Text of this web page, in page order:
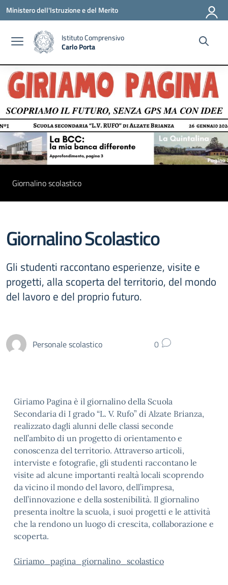
Vai ai contenuti
Vai al menu di navigazione
Vai al footer
Ministero dell'Istruzione e del Merito
Istituto Comprensivo
Carlo Porta
Giornalino scolastico
Giornalino Scolastico
Gli studenti raccontano esperienze, visite e
progetti, alla scoperta del territorio, del mondo
del lavoro e del proprio futuro.
Personale scolastico 0
Giriamo Pagina è il giornalino della Scuola
Secondaria di I grado “L. V. Rufo” di Alzate Brianza,
realizzato dagli alunni delle classi seconde
nell’ambito di un progetto di orientamento e
conoscenza del territorio. Attraverso articoli,
interviste e fotografie, gli studenti raccontano le
visite ad alcune importanti realtà locali scoprendo
da vicino il mondo del lavoro, dell’impresa,
dell’innovazione e della sostenibilità. Il giornalino
presenta inoltre la scuola, i suoi progetti e le attività
che la rendono un luogo di crescita, collaborazione e
scoperta.
Giriamo_pagina_giornalino_scolastico